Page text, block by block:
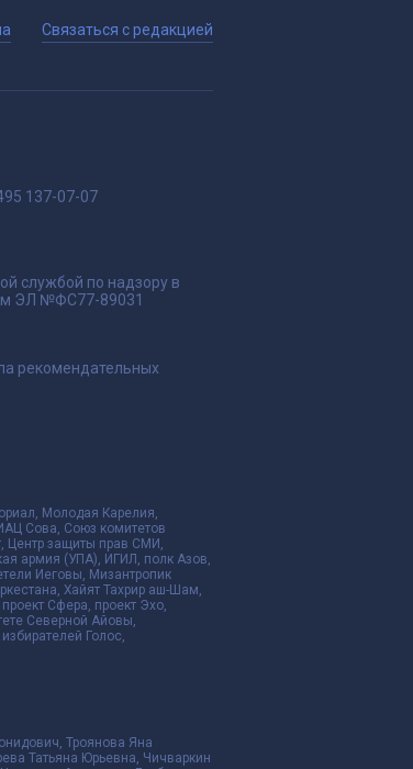
Связаться с редакцией
137-07-07
службой по надзору в
ЭЛ №ФС77-89031
рекомендательных
Молодая Карелия,
Сова, Союз комитетов
Центр защиты прав СМИ,
армия (УПА), ИГИЛ, полк Азов,
Иеговы, Мизантропик
Хайят Тахрир аш-Шам,
Сфера, проект Эхо,
Северной Айовы,
Голос,
Троянова Яна
Татьяна Юрьевна, Чичваркин